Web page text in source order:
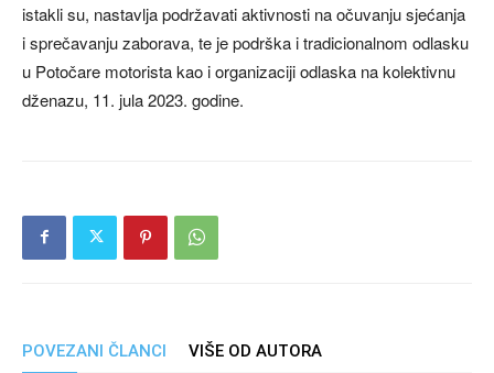
istakli su, nastavlja podržavati aktivnosti na očuvanju sjećanja
i sprečavanju zaborava, te je podrška i tradicionalnom odlasku
u Potočare motorista kao i organizaciji odlaska na kolektivnu
dženazu, 11. jula 2023. godine.
POVEZANI ČLANCI VIŠE OD AUTORA